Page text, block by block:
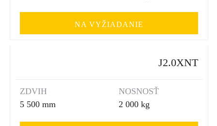
NA VYŽIADANIE
J2.0XNT
ZDVIH
5 500 mm
NOSNOSŤ
2 000 kg